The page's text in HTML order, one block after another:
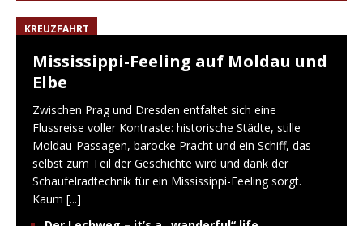
KREUZFAHRT
Mississippi-Feeling auf Moldau und
Elbe
Zwischen Prag und Dresden entfaltet sich eine
Flussreise voller Kontraste: historische Städte, stille
Moldau-Passagen, barocke Pracht und ein Schiff, das
selbst zum Teil der Geschichte wird und dank der
Schaufelradtechnik für ein Mississippi-Feeling sorgt.
Kaum [...]